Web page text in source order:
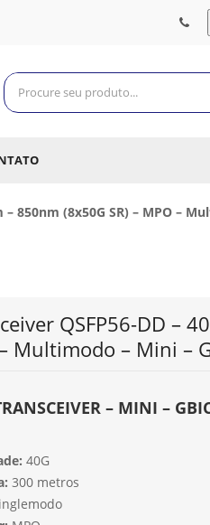
850nm (8x50G SR) – MPO –
QSFP56-DD –
Multimodo – Mini –
– MINI –
40G
300 metros